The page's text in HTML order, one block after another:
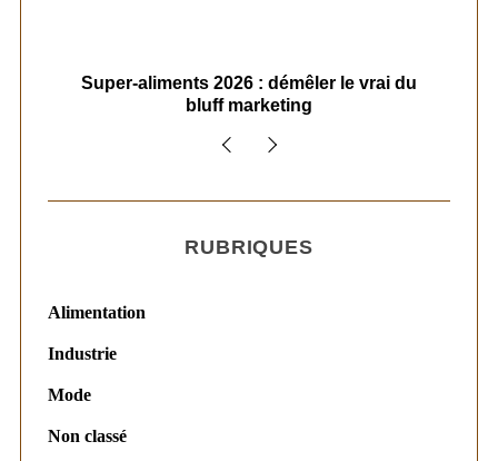
Super-aliments 2026 : démêler le vrai du
bluff marketing
RUBRIQUES
Alimentation
Industrie
Mode
Non classé